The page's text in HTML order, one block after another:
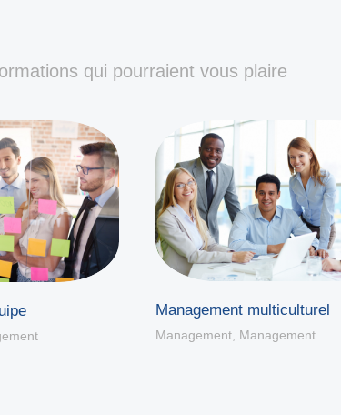
qui pourraient vous plaire
Management multiculturel
Management Management